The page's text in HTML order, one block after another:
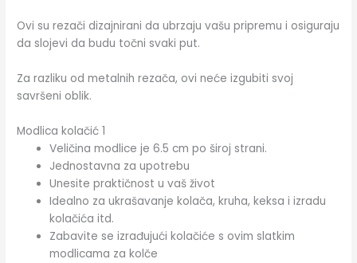
Ovi su rezači dizajnirani da ubrzaju vašu pripremu i osiguraju
da slojevi da budu točni svaki put.
Za razliku od metalnih rezača, ovi neće izgubiti svoj
savršeni oblik.
Modlica kolačić 1
Veličina modlice je 6.5 cm po široj strani.
Jednostavna za upotrebu
Unesite praktičnost u vaš život
Idealno za ukrašavanje kolača, kruha, keksa i izradu
kolačića itd.
Zabavite se izrađujući kolačiće s ovim slatkim
modlicama za kolče